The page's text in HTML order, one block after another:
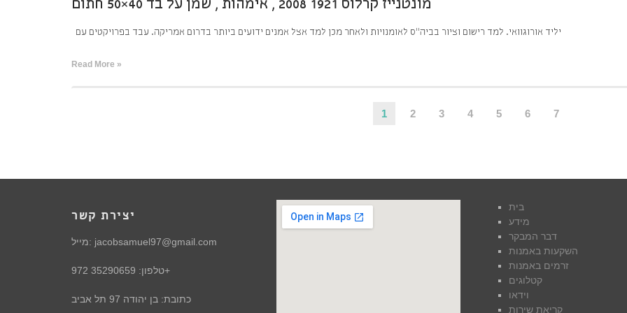
מונטנייז קרלוס 1921 2008 , אימהות , שמן על בד 40×50 חתום
יליד אורוגוואי. למד רישום וציור בביה”ס לאומנויות ולאחר מכן למד אצל אמנים ידועים ביותר בדרום אמריקה. עבד בפרויקטים עם
Read More »
1 2 3 4 5 6 7
יצירת קשר
מייל: jacobsamuel97@gmail.com
טלפון: 35290659 972+
כתובת: בן יהודה 97 תל אביב
בית
מידע
דבר המבקר
השקעות באמנות
זרמים באמנות
קטלוגים
וידאו
קריאת שירות